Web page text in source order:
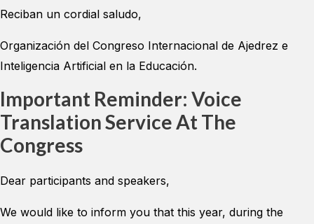
Reciban un cordial saludo,
Organización del Congreso Internacional de Ajedrez e
Inteligencia Artificial en la Educación.
IMportant Reminder: Voice
Translation Service At The
Congress
Dear participants and speakers,
We would like to inform you that this year, during the